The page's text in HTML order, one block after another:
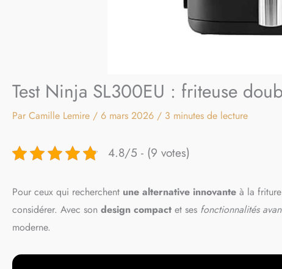
Test Ninja SL300EU : friteuse
Par Camille Lemire / 6 mars 2026 / 3 minutes de lecture
4.8/5 - (9 votes)
Pour ceux qui recherchent une alternative innovante à la
considérer. Avec son design compact et ses fonctionnalités
moderne.